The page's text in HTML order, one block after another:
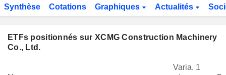
Synthèse Cotations Graphiques Actualités
ETFs positionnés sur XCMG Construction Machinery
Co., Ltd.
Varia. 1